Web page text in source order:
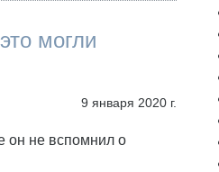
могли
9 января 2020 г.
он не вспомнил о